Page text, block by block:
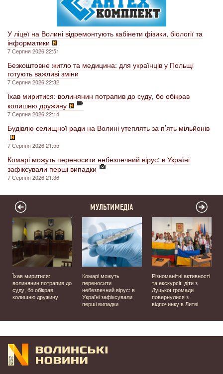
У ліцеї на Волині відремонтують кабінети фізики, біології та
інформатики
7 Серпня 2026 22:51
Безкоштовне житло та медицина: для українців у Польщі
готують важливі зміни
7 Серпня 2026 22:32
Їхав миритися: волинянин потрапив до суду, бо обікрав
колишню дружину
7 Серпня 2026 22:14
Будівлю селищної ради на Волині утеплять за п’ять мільйонів
7 Серпня 2026 21:55
Комарі можуть переносити небезпечний вірус: в Україні
зафіксували перші випадки
7 Серпня 2026 21:36
МУЛЬТИМЕДІА
Їхав миритися:
волинянин потрапив до
суду, бо обікрав
колишню дружину
Комарі можуть
переносити
небезпечний вірус: в
Україні зафіксували
перші випадки
Різноманітні активності
та екскурсії: діти з
Луцької громади
повернулися з
відпочинку в Литві